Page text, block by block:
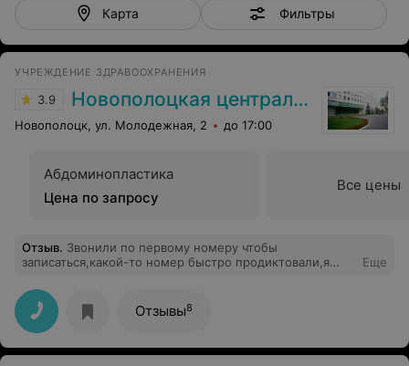
Карта Фильтры
УЧРЕЖДЕНИЕ ЗДРАВООХРАНЕНИЯ
3.9 Новополоцкая центральная городская больница
Новополоцк, ул. Молодежная, 2 до 17:00
Абдоминопластика
Цена по запросу
Все цены
Отзыв. Звонили по первому номеру чтобы
записаться,какой-то номер быстро продиктовали,я
трубку..
Еще
Отзывы8